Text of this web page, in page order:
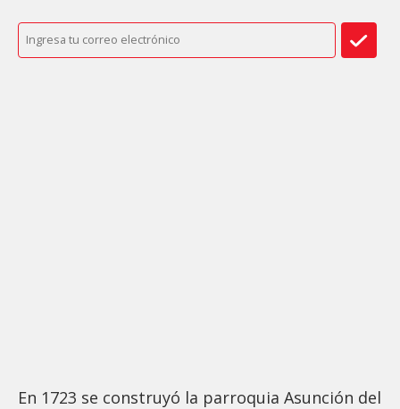
En 1723 se construyó la parroquia Asunción del